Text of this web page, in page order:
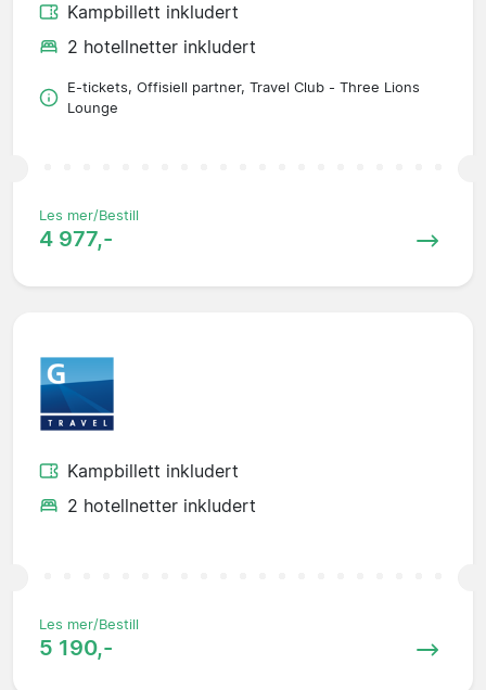
Kampbillett inkludert
2 hotellnetter inkludert
E-tickets, Offisiell partner, Travel Club - Three Lions
Lounge
Les mer/Bestill
4 977,-
Kampbillett inkludert
2 hotellnetter inkludert
Les mer/Bestill
5 190,-